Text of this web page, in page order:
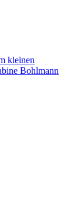
kleinen
Bohlmann